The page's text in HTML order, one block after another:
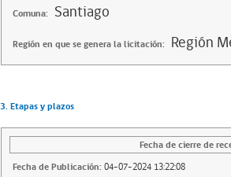
Comuna: Santiago
Región en que se genera la licitación: Región
3. Etapas y plazos
Fecha de cierre de
Fecha de Publicación: 04-07-2024 13:22:08